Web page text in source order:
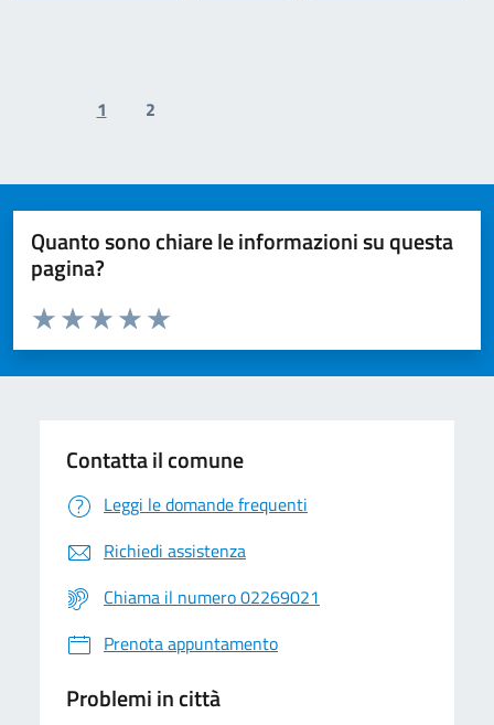
Previous page
1 2
Quanto sono chiare le informazioni su questa
pagina?
Valuta da 1 a 5 stelle la pagina
Valuta 5 stelle su 5
Valuta 4 stelle su 5
Valuta 3 stelle su 5
Valuta 2 stelle su 5
Valuta 1 stelle su 5
Contatta il comune
Leggi le domande frequenti
Richiedi assistenza
Chiama il numero 02269021
Prenota appuntamento
Problemi in città